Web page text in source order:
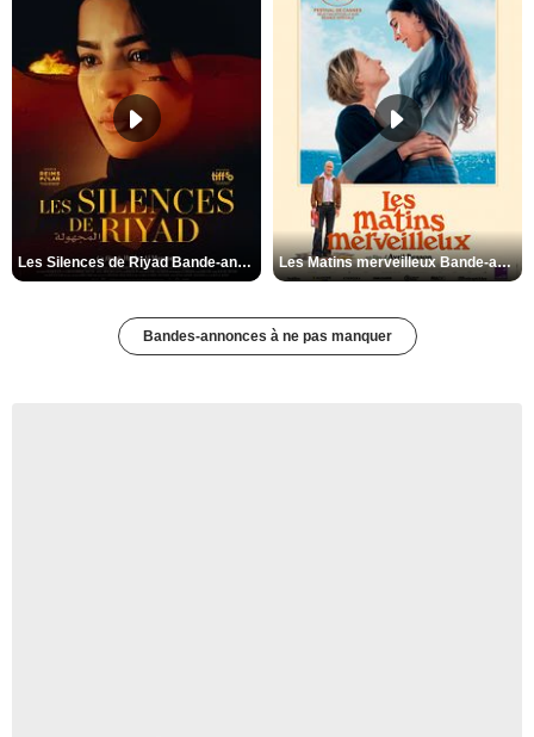
Les Silences de Riyad Bande-annonce VO STFR Les Matins merveilleux Bande-annonce VF
Bandes-annonces à ne pas manquer